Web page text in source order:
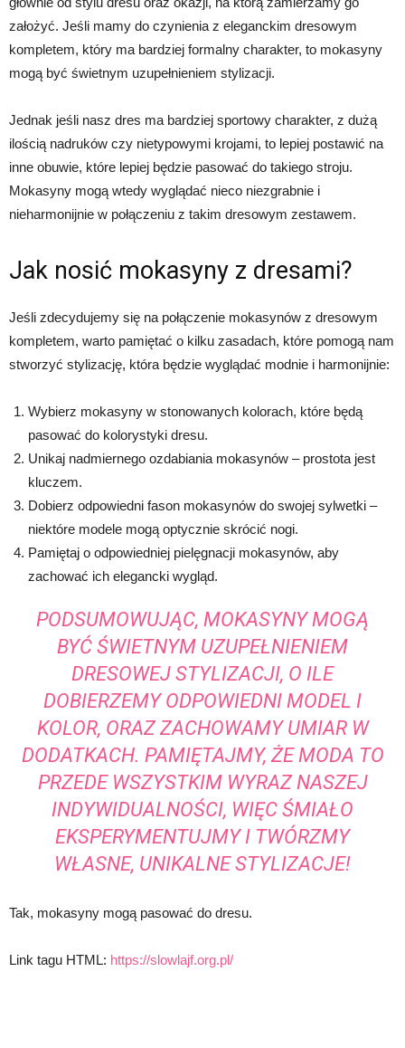
założyć. Jeśli mamy do czynienia z eleganckim dresowym
kompletem, który ma bardziej formalny charakter, to mokasyny
mogą być świetnym uzupełnieniem stylizacji.
Jednak jeśli nasz dres ma bardziej sportowy charakter, z dużą
ilością nadruków czy nietypowymi krojami, to lepiej postawić na
inne obuwie, które lepiej będzie pasować do takiego stroju.
Mokasyny mogą wtedy wyglądać nieco niezgrabnie i
nieharmonijnie w połączeniu z takim dresowym zestawem.
Jak nosić mokasyny z dresami?
Jeśli zdecydujemy się na połączenie mokasynów z dresowym
kompletem, warto pamiętać o kilku zasadach, które pomogą nam
stworzyć stylizację, która będzie wyglądać modnie i harmonijnie:
Wybierz mokasyny w stonowanych kolorach, które będą
pasować do kolorystyki dresu.
Unikaj nadmiernego ozdabiania mokasynów – prostota jest
kluczem.
Dobierz odpowiedni fason mokasynów do swojej sylwetki –
niektóre modele mogą optycznie skrócić nogi.
Pamiętaj o odpowiedniej pielęgnacji mokasynów, aby
zachować ich elegancki wygląd.
PODSUMOWUJĄC, MOKASYNY MOGĄ
BYĆ ŚWIETNYM UZUPEŁNIENIEM
DRESOWEJ STYLIZACJI, O ILE
DOBIERZEMY ODPOWIEDNI MODEL I
KOLOR, ORAZ ZACHOWAMY UMIAR W
DODATKACH. PAMIĘTAJMY, ŻE MODA TO
PRZEDE WSZYSTKIM WYRAZ NASZEJ
INDYWIDUALNOŚCI, WIĘC ŚMIAŁO
EKSPERYMENTUJMY I TWÓRZMY
WŁASNE, UNIKALNE STYLIZACJE!
Tak, mokasyny mogą pasować do dresu.
Link tagu HTML: https://slowlajf.org.pl/